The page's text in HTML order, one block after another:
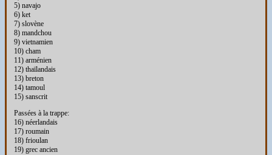
5) navajo
6) ket
7) slovène
8) mandchou
9) vietnamien
10) cham
11) arménien
12) thaïlandais
13) breton
14) tamoul
15) sanscrit
Passées à la trappe:
16) néerlandais
17) roumain
18) frioulan
19) grec ancien